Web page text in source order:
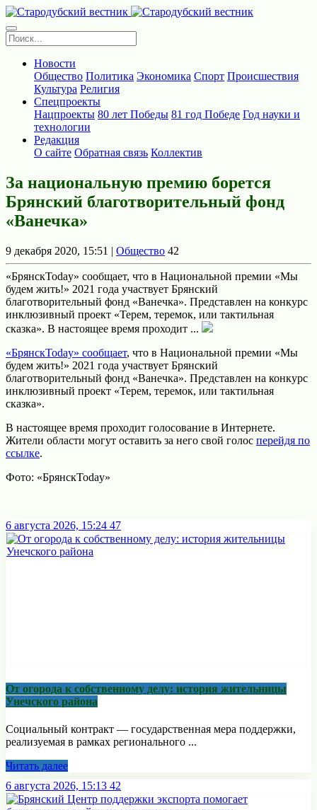
Новости
Общество Политика Экономика Спорт Происшествия
Культура Религия
Спецпроекты
Нацпроекты 80 лет Победы 81 год Победе Год науки и
технологии
Редакция
О сайте Обратная связь Коллектив
За национальную премию борется
Брянский благотворительный фонд
«Ванечка»
9 декабря 2020, 15:51 | Общество 42
«БрянскToday» сообщает, что в Национальной премии «Мы
будем жить!» 2021 года участвует Брянский
благотворительный фонд «Ванечка». Представлен на конкурс
инклюзивный проект «Терем, теремок, или тактильная
сказка». В настоящее время проходит ...
«БрянскToday» сообщает, что в Национальной премии «Мы
будем жить!» 2021 года участвует Брянский
благотворительный фонд «Ванечка». Представлен на конкурс
инклюзивный проект «Терем, теремок, или тактильная
сказка».
В настоящее время проходит голосование в Интернете.
Жители области могут оставить за него свой голос перейдя по
ссылке.
Фото: «БрянскToday»
6 августа 2026, 15:24 47
От огорода к собственному делу: история жительницы
Унечского района
Социальный контракт — государственная мера поддержки,
реализуемая в рамках регионального ...
Читать далее
6 августа 2026, 15:13 42